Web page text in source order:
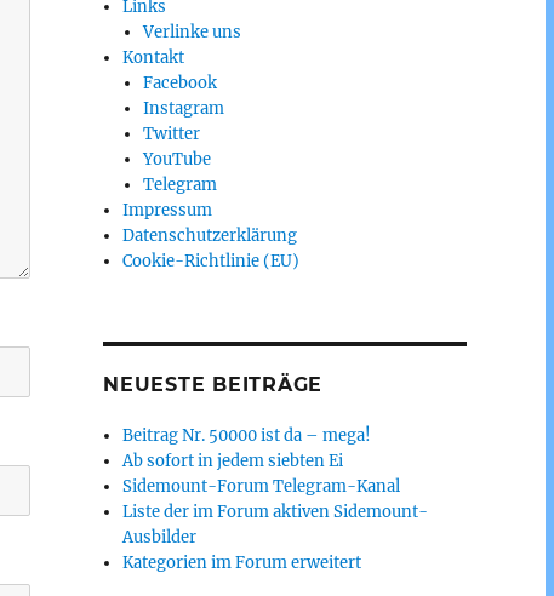
Links
Verlinke uns
Kontakt
Facebook
Instagram
Twitter
YouTube
Telegram
Impressum
Datenschutzerklärung
Cookie-Richtlinie (EU)
NEUESTE BEITRÄGE
Beitrag Nr. 50000 ist da – mega!
Ab sofort in jedem siebten Ei
Sidemount-Forum Telegram-Kanal
Liste der im Forum aktiven Sidemount-
Ausbilder
Kategorien im Forum erweitert